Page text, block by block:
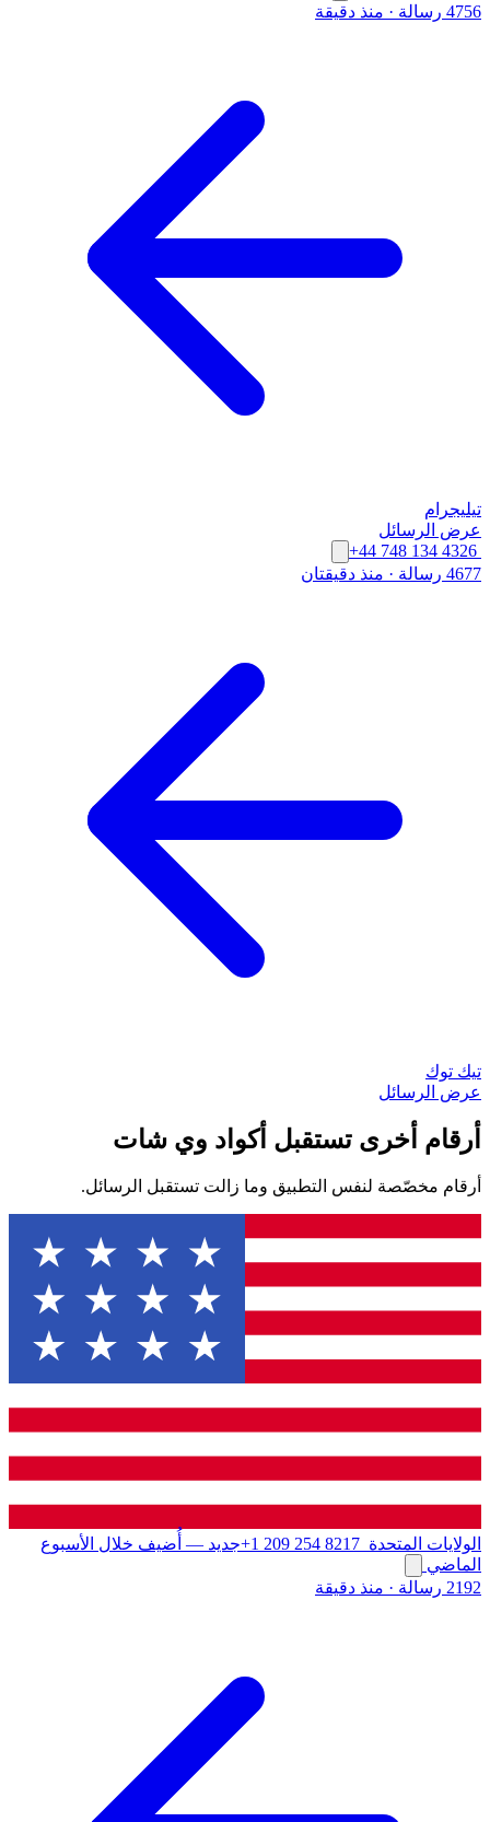
4756 رسالة
· منذ دقيقة
تيليجرام
عرض الرسائل
+44 748 134 4326
4677 رسالة
· منذ دقيقتان
تيك توك
عرض الرسائل
أرقام أخرى تستقبل أكواد وي شات
أرقام مخصّصة لنفس التطبيق وما زالت تستقبل الرسائل.
الولايات المتحدة +1 209 254 8217جديد — أُضيف خلال الأسبوع
الماضي
2192 رسالة
· منذ دقيقة